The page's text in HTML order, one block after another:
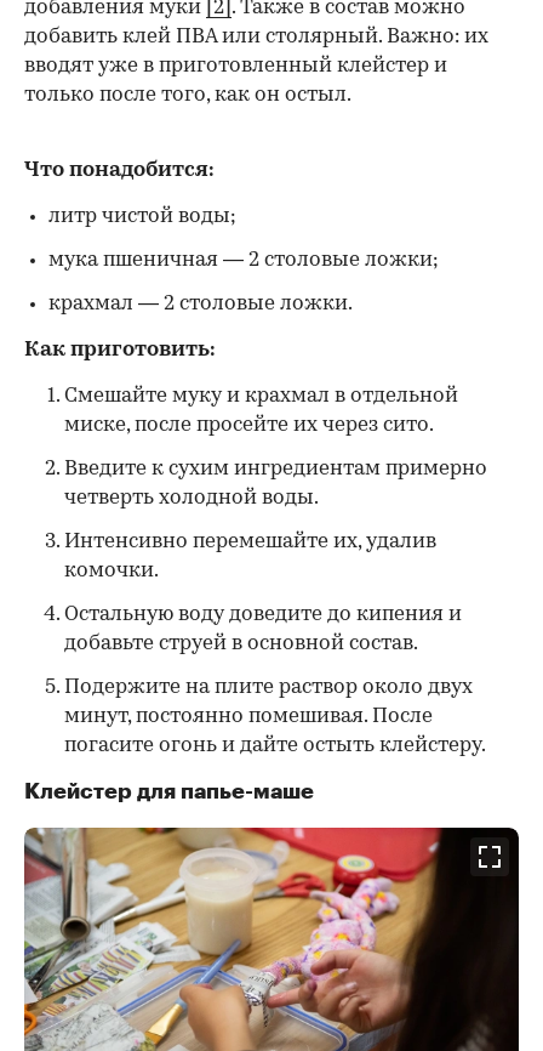
добавления муки [2] . Также в состав можно
добавить клей ПВА или столярный. Важно: их
вводят уже в приготовленный клейстер и
только после того, как он остыл.
Что понадобится:
литр чистой воды;
мука пшеничная — 2 столовые ложки;
крахмал — 2 столовые ложки.
Как приготовить:
Смешайте муку и крахмал в отдельной
миске, после просейте их через сито.
Введите к сухим ингредиентам примерно
четверть холодной воды.
Интенсивно перемешайте их, удалив
комочки.
Остальную воду доведите до кипения и
добавьте струей в основной состав.
Подержите на плите раствор около двух
минут, постоянно помешивая. После
погасите огонь и дайте остыть клейстеру.
Клейстер для папье-маше